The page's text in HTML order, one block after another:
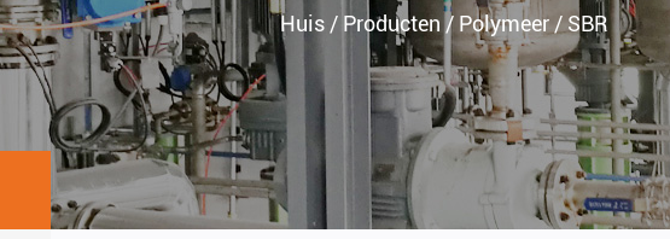
Huis/ Producten / Polymeer/ SBR